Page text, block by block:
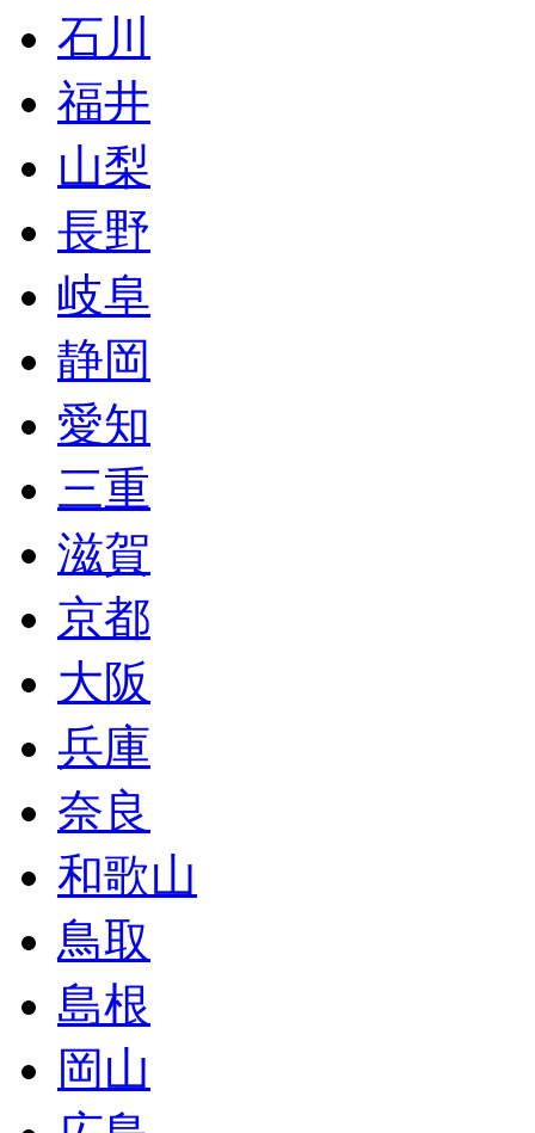
石川
福井
山梨
長野
岐阜
静岡
愛知
三重
滋賀
京都
大阪
兵庫
奈良
和歌山
鳥取
島根
岡山